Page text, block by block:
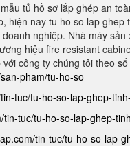
tủ hồ sơ lắp ghép an
hiện nay tu ho so lap
nghiệp. Nhà máy
hiệu fire resistant
công ty chúng tôi theo
pham/tu-ho-so
tuc/tu-ho-so-lap-ghep-
tin-tuc/tu-ho-so-lap-ghep-
tin-tuc/tu-ho-so-lap-